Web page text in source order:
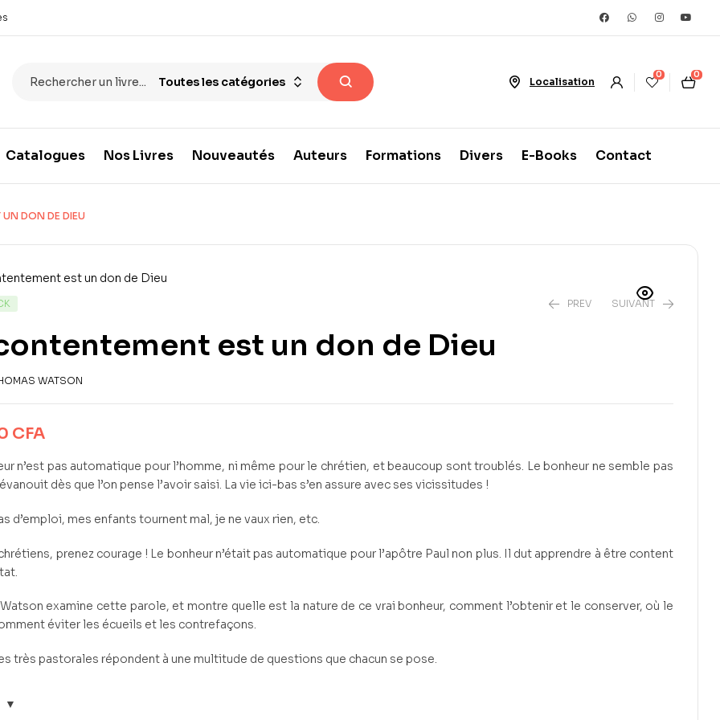
Toutes les catégories Localisation
0 0
Catalogues Nos Livres Nouveautés Auteurs Formations Divers E-Books Contact
UN DON DE DIEU
PREV SUIVANT
est un don de Dieu
WATSON
CFA
n’est pas automatique pour l’homme, ni même pour le chrétien, et beaucoup sont troublés. Le bonheur ne semble pas
dès que l’on pense l’avoir saisi. La vie ici-bas s’en assure avec ses vicissitudes !
d’emploi, mes enfants tournent mal, je ne vaux rien, etc.
prenez courage ! Le bonheur n’était pas automatique pour l’apôtre Paul non plus. Il dut apprendre à être content
examine cette parole, et montre quelle est la nature de ce vrai bonheur, comment l’obtenir et le conserver, où le
éviter les écueils et les contrefaçons.
très pastorales répondent à une multitude de questions que chacun se pose.